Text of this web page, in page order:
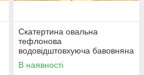
Скатертина овальна
тефлонова
водовідштовхуюча бавовняна
білий геометричний візерунок
на синьому
В наявності